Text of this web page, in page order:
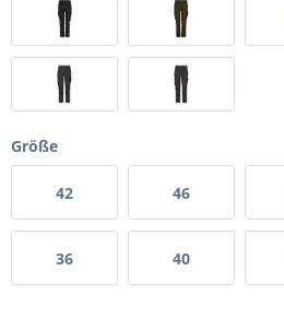
Größe
42 46
36 40